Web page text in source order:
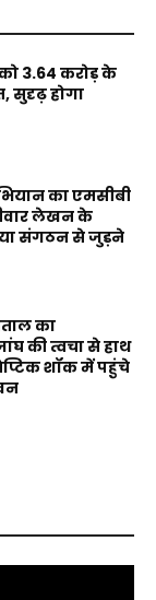
₹3.64 करोड़ के
सुदृढ़ होगा
का एमसीबी
लेखन के
संगठन से जुड़ने
का
की त्वचा से हाथ
शॉक में पहुंचे